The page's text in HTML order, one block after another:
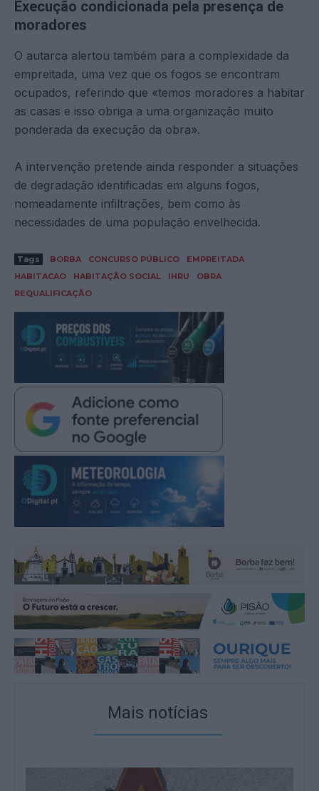
Execução condicionada pela presença de
moradores
O autarca alertou também para a complexidade da
empreitada, uma vez que os fogos se encontram
ocupados, referindo que «temos moradores a habitar
as casas e isso obriga a uma organização muito
ponderada da execução da obra».
A intervenção pretende ainda responder a situações
de degradação identificadas em alguns fogos,
nomeadamente infiltrações, bem como às
necessidades de uma população envelhecida.
Tags BORBA CONCURSO PÚBLICO
EMPREITADA
HABITACAO
HABITAÇÃO SOCIAL IHRU
OBRA
REQUALIFICAÇÃO
Mais notícias